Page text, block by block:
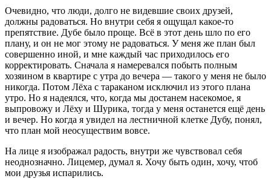
Очевидно, что люди, долго не видевшие своих друзей,
должны радоваться. Но внутри себя я ощущал какое-то
препятствие. Дубе было проще. Всё в этот день шло по его
плану, и он не мог этому не радоваться. У меня же план был
совершенно иной, и мне каждый час приходилось его
корректировать. Сначала я намеревался побыть полным
хозяином в квартире с утра до вечера ― такого у меня не было
никогда. Потом Лёха с тараканом исключил из этого плана
утро. Но я надеялся, что, когда мы достанем насекомое, я
выпровожу и Лёху и Шурика, тогда у меня останется ещё день
и вечер. Но когда я увидел на лестничной клетке Дубу, понял,
что план мой неосуществим вовсе.
На лице я изображал радость, внутри же чувствовал себя
неоднозначно. Лицемер, думал я. Хочу быть один, хочу, чтоб
мои друзья испарились.